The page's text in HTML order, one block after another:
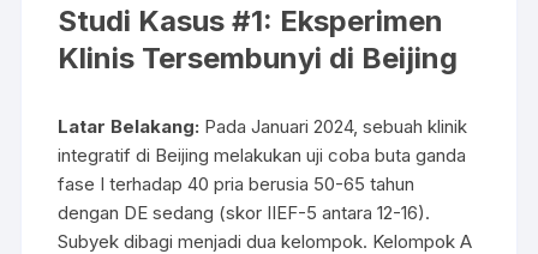
Studi Kasus #1: Eksperimen
Klinis Tersembunyi di Beijing
Latar Belakang: Pada Januari 2024, sebuah klinik
integratif di Beijing melakukan uji coba buta ganda
fase I terhadap 40 pria berusia 50-65 tahun
dengan DE sedang (skor IIEF-5 antara 12-16).
Subyek dibagi menjadi dua kelompok. Kelompok A